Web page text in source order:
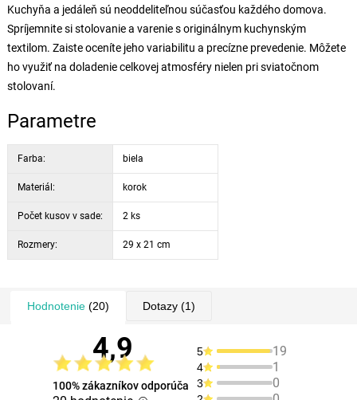
Kuchyňa a jedáleň sú neoddeliteľnou súčasťou každého domova.
Spríjemnite si stolovanie a varenie s originálnym kuchynským
textilom. Zaiste oceníte jeho variabilitu a precízne prevedenie. Môžete
ho využiť na doladenie celkovej atmosféry nielen pri sviatočnom
stolovaní.
Parametre
Farba: biela
Materiál: korok
Počet kusov v sade: 2 ks
Rozmery: 29 x 21 cm
Hodnotenie(20) Dotazy(1)
4,9
100% zákazníkov odporúča
5 19
4 1
3 0